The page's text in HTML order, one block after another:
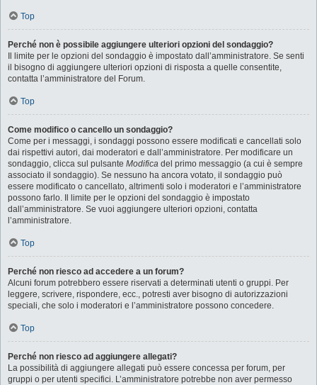
Top
Perché non è possibile aggiungere ulteriori opzioni del sondaggio?
Il limite per le opzioni del sondaggio è impostato dall’amministratore. Se senti
il bisogno di aggiungere ulteriori opzioni di risposta a quelle consentite,
contatta l’amministratore del Forum.
Top
Come modifico o cancello un sondaggio?
Come per i messaggi, i sondaggi possono essere modificati e cancellati solo
dai rispettivi autori, dai moderatori e dall’amministratore. Per modificare un
sondaggio, clicca sul pulsante Modifica del primo messaggio (a cui è sempre
associato il sondaggio). Se nessuno ha ancora votato, il sondaggio può
essere modificato o cancellato, altrimenti solo i moderatori e l’amministratore
possono farlo. Il limite per le opzioni del sondaggio è impostato
dall’amministratore. Se vuoi aggiungere ulteriori opzioni, contatta
l’amministratore.
Top
Perché non riesco ad accedere a un forum?
Alcuni forum potrebbero essere riservati a determinati utenti o gruppi. Per
leggere, scrivere, rispondere, ecc., potresti aver bisogno di autorizzazioni
speciali, che solo i moderatori e l’amministratore possono concedere.
Top
Perché non riesco ad aggiungere allegati?
La possibilità di aggiungere allegati può essere concessa per forum, per
gruppi o per utenti specifici. L’amministratore potrebbe non aver permesso